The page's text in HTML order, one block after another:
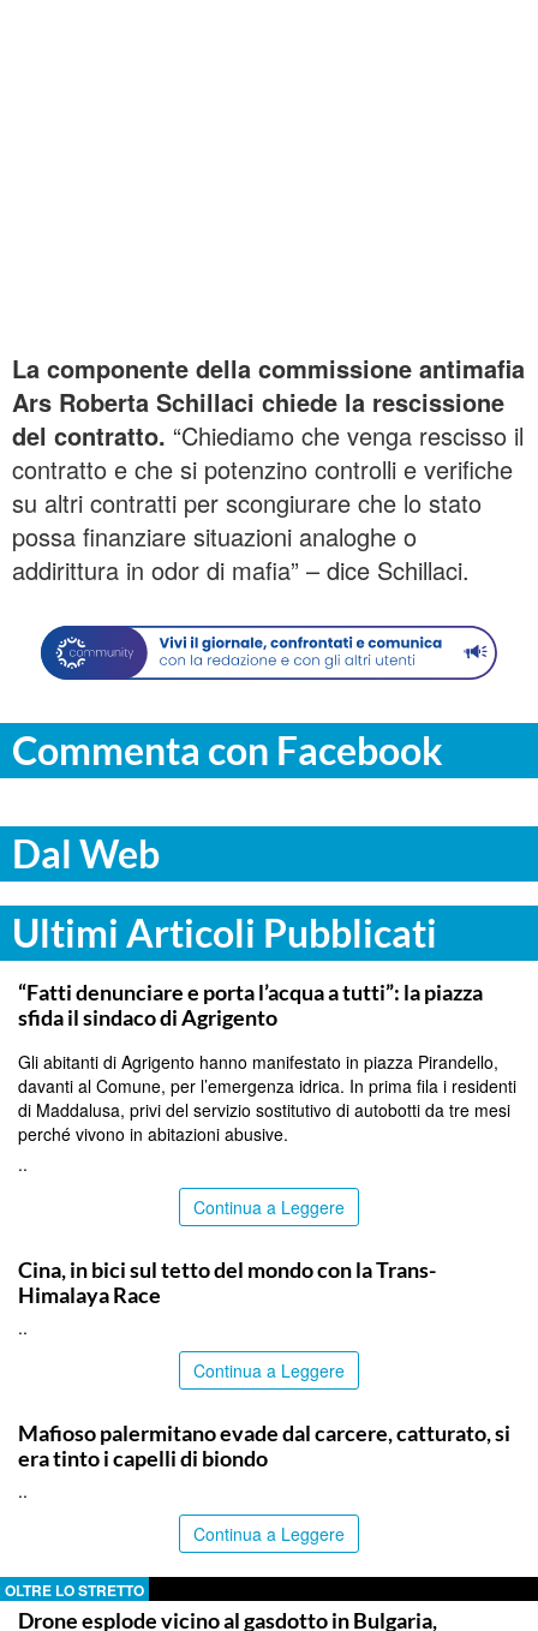
La componente della commissione antimafia
Ars Roberta Schillaci chiede la rescissione
del contratto. “Chiediamo che venga rescisso il
contratto e che si potenzino controlli e verifiche
su altri contratti per scongiurare che lo stato
possa finanziare situazioni analoghe o
addirittura in odor di mafia” – dice Schillaci.
Commenta con Facebook
Dal Web
Ultimi Articoli Pubblicati
AGRIGENTO
“Fatti denunciare e porta l’acqua a tutti”: la piazza
sfida il sindaco di Agrigento
Gli abitanti di Agrigento hanno manifestato in piazza Pirandello,
davanti al Comune, per l’emergenza idrica. In prima fila i residenti
di Maddalusa, privi del servizio sostitutivo di autobotti da tre mesi
perché vivono in abitazioni abusive.
..
Continua a Leggere
Cina, in bici sul tetto del mondo con la Trans-
Himalaya Race
..
Continua a Leggere
Mafioso palermitano evade dal carcere, catturato, si
era tinto i capelli di biondo
..
Continua a Leggere
OLTRE LO STRETTO
Drone esplode vicino al gasdotto in Bulgaria,